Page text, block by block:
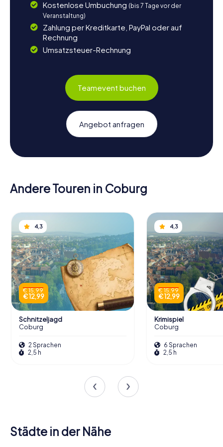
Kostenlose Umbuchung (bis 7 Tage vor der
Veranstaltung)
Zahlung per Kreditkarte, PayPal oder auf
Rechnung
Umsatzsteuer-Rechnung
Teamevent buchen
Angebot anfragen
Andere Touren in Coburg
4,3
€ 15,99
€ 12,99
Schnitzeljagd
Coburg
2 Sprachen
2,5 h
4,3
€ 15,99
€ 12,99
Krimispiel
Coburg
6 Sprachen
2,5 h
Städte in der Nähe